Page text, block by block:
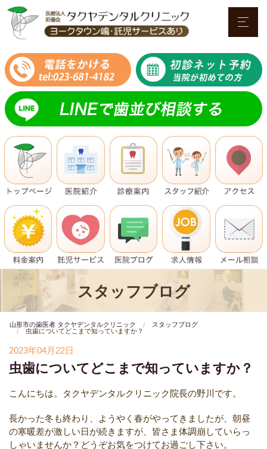
スタッフブログ
山形市の歯医者 タクヤデンタルクリニック
スタッフブログ
虫歯についてどこまで知っていますか？
2023年04月22日
虫歯についてどこまで知っていますか？
こんにちは。タクヤデンタルクリニック院長の野川です。
長かった冬も終わり、ようやく春がやってきましたが、朝昼
の寒暖差が激しい日が続きますが、皆さま体調崩していらっ
しゃいませんか？どうぞお気をつけてお過ごし下さい。